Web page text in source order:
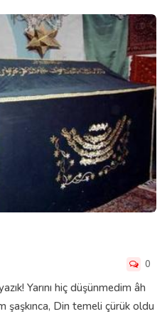
0
Yarını hiç düşünmedim âh
şaşkınca, Din temeli çürük oldu